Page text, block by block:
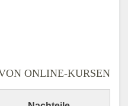
ONLINE-KURSEN